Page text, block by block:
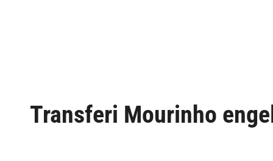
Transferi Mourinho